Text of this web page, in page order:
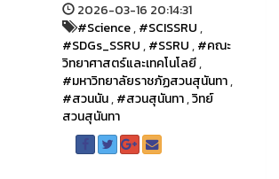
2026-03-16 20:14:31
#Science,#SCISSRU,
#SDGs_SSRU,#SSRU,#คณะ
วิทยาศาสตร์และเทคโนโลยี,
#มหาวิทยาลัยราชภัฏสวนสุนันทา,
#สวนนัน,#สวนสุนันทา,วิทย์
สวนสุนันทา